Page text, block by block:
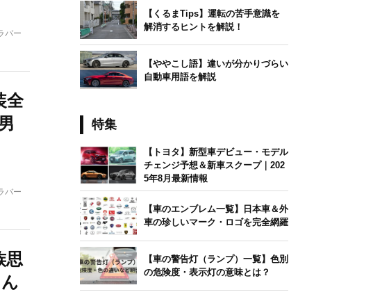
バー
全
バー
思
【くるまTips】運転の苦手意識を
解消するヒントを解説！
【ややこし語】違いが分かりづらい
自動車用語を解説
特集
【トヨタ】新型車デビュー・モデル
チェンジ予想＆新車スクープ｜202
5年8月最新情報
【車のエンブレム一覧】日本車＆外
車の珍しいマーク・ロゴを完全網羅
【車の警告灯（ランプ）一覧】色別
の危険度・表示灯の意味とは？